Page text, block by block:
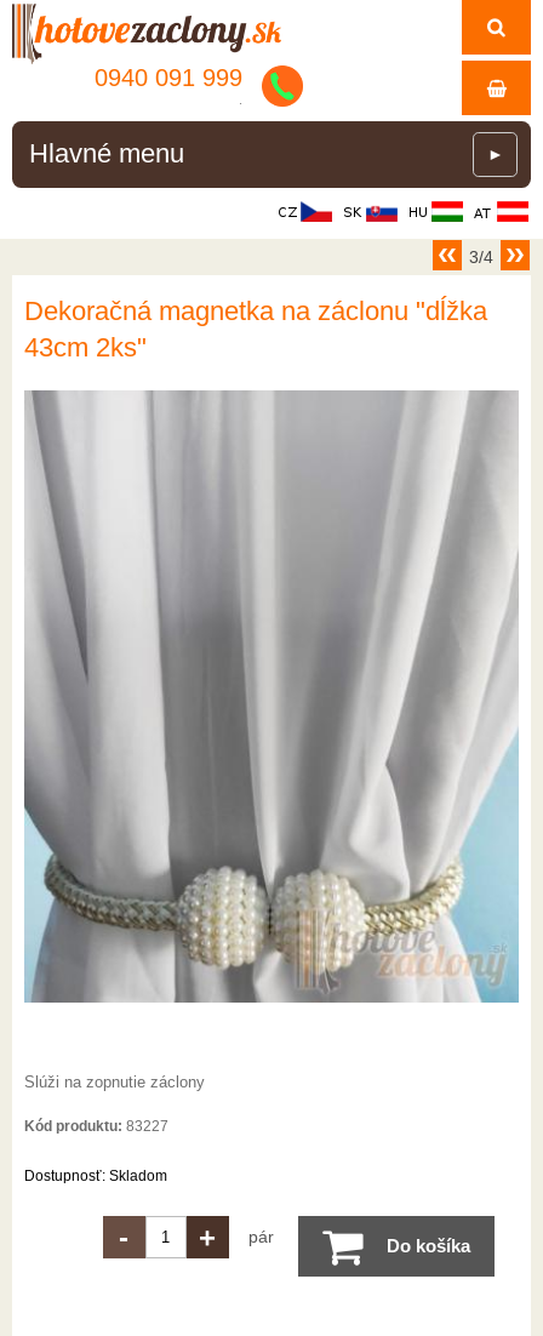
0940 091 999
Hlavné menu ►
3/4
Dekoračná magnetka na záclonu "dĺžka
43cm 2ks"
Slúži na zopnutie záclony
Kód produktu: 83227
Dostupnosť: Skladom
- + pár Do košíka